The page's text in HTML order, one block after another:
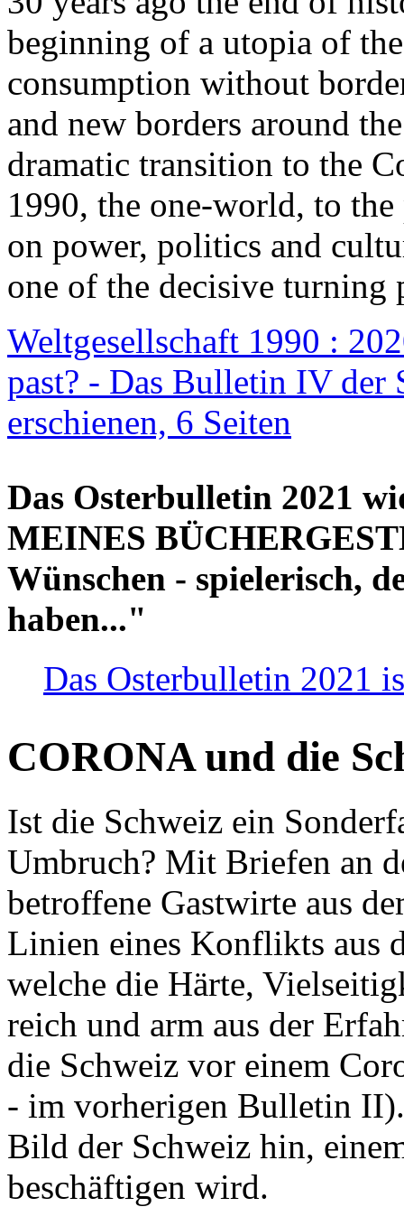
beginning of a utopia of
consumption without
and new borders around
dramatic transition to the
1990, the one-world, to the
on power, politics and
one of the decisive turning
Weltgesellschaft 1990 :
past? - Das Bulletin IV der
erschienen, 6 Seiten
Das Osterbulletin 2021
MEINES
Wünschen - spielerisch,
haben..."
Das Osterbulletin 2021
CORONA und die
Ist die Schweiz ein
Umbruch? Mit Briefen an
betroffene Gastwirte aus
Linien eines Konflikts aus
welche die Härte,
reich und arm aus der
die Schweiz vor einem
- im vorherigen Bulletin
Bild der Schweiz hin,
beschäftigen wird.